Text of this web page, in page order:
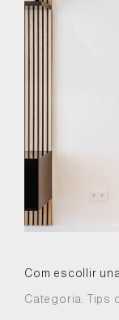
Com escollir
Categoria: Tips